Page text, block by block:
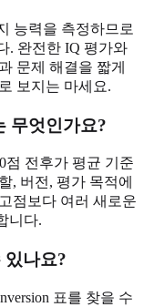
능력을 측정하므로
. 완전한 IQ 평가와
문제 해결을 짧게
보지는 마세요.
무엇인가요?
점 전후가 평균 기준
, 버전, 평가 목적에
점보다 여러 새로운
니다.
나요?
표를 찾을 수